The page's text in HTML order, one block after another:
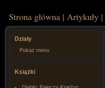
Strona główna | Artykuły |
Działy
Pokaż menu
Książki